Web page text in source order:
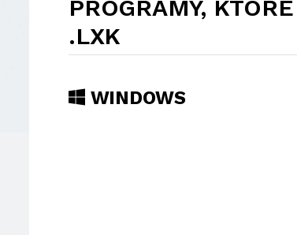
PROGRAMY,
.LXK
WINDOWS